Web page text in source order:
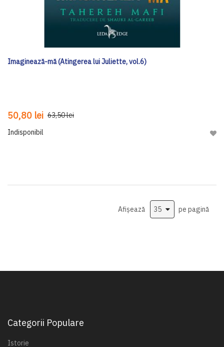
Imaginează-mă (Atingerea lui Juliette, vol.6)
50,80 lei 63,50 lei
Indisponibil
Afișează pe pagină
Categorii Populare
Istorie